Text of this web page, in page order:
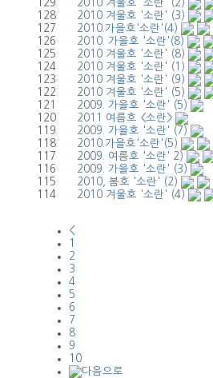
129
2010 겨울호 '소란' (2)
128
2010 겨울호 '소란' (3)
127
2010.가을호'소란'(4)
126
2010. 가을호 '소란'(8)
125
2010 겨울호 '소란' (8)
124
2010 겨울호 '소란' (1)
123
2010 겨울호 '소란' (9)
122
2010 겨울호 '소란' (5)
121
2009. 가을호 '소란' (5)
120
2011 여름호 <소란>
119
2009. 가을호 '소란' (7)
118
2010.가을호'소란'(5)
117
2009. 여름호 '소란' 2)
116
2009. 가을호 '소란' (3)
115
2010, 봄호 '소란' (2)
114
2010 겨울호 '소란' (4)
<
1
2
3
4
5
6
7
8
9
10